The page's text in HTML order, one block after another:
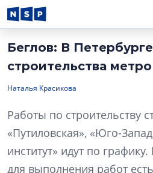
Беглов: В
строительства метро
Наталья Красикова
Работы по строительству
«Путиловская», «Юго-
институт» идут по
для выполнения работ